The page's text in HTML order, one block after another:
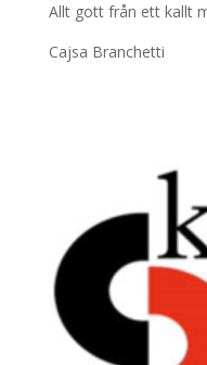
Allt gott från ett kallt
Cajsa Branchetti